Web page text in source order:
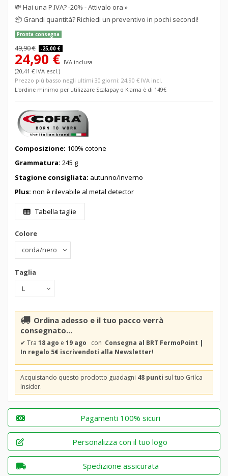
💸Hai una P.IVA? -20% - Attivalo ora »
📦 Grandi quantità? Richiedi un preventivo in pochi secondi!
Pronta consegna
49,90 € -25,00 €
24,90 € IVA inclusa
(20,41 € IVA escl.)
Prezzo più basso negli ultimi 30 giorni: 24,90 € IVA incl.
L'ordine minimo per utilizzare Scalapay o Klarna è di 149€
Composizione: 100% cotone
Grammatura: 245 g
Stagione consigliata: autunno/inverno
Plus: non è rilevabile al metal detector
Tabella taglie
Colore
Taglia
Ordina adesso e il tuo pacco verrà
consegnato...
✔ Tra 18 ago e 19 ago con Consegna al BRT FermoPoint |
In regalo 5€ iscrivendoti alla Newsletter!
Acquistando questo prodotto guadagni 48 punti sul tuo Grilca
Insider.
Pagamenti 100% sicuri
Personalizza con il tuo logo
Spedizione assicurata